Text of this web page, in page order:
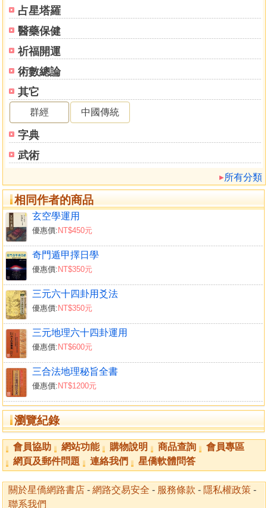
占星塔羅
醫藥保健
祈福開運
術數總論
其它
群經 中國傳統
字典
武術
所有分類
相同作者的商品
玄空學運用
優惠價: NT$450元
奇門遁甲擇日學
優惠價: NT$350元
三元六十四卦用爻法
優惠價: NT$350元
三元地理六十四卦運用
優惠價: NT$600元
三合法地理秘旨全書
優惠價: NT$1200元
瀏覽紀錄
會員協助 網站功能 購物說明 商品查詢
會員專區
網頁及郵件問題
連絡我們 星僑軟體問答
關於星僑網路書店 - 網路交易安全 - 服務條款 - 隱私權政策 -
聯系我們